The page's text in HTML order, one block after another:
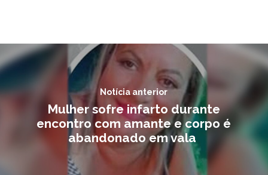
Notícia anterior
Mulher sofre infarto durante
encontro com amante e corpo é
abandonado em vala